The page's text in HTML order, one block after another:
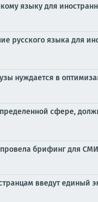
языку для
русского языка для
нуждается в
сфере,
брифинг для СМИ
введут единый